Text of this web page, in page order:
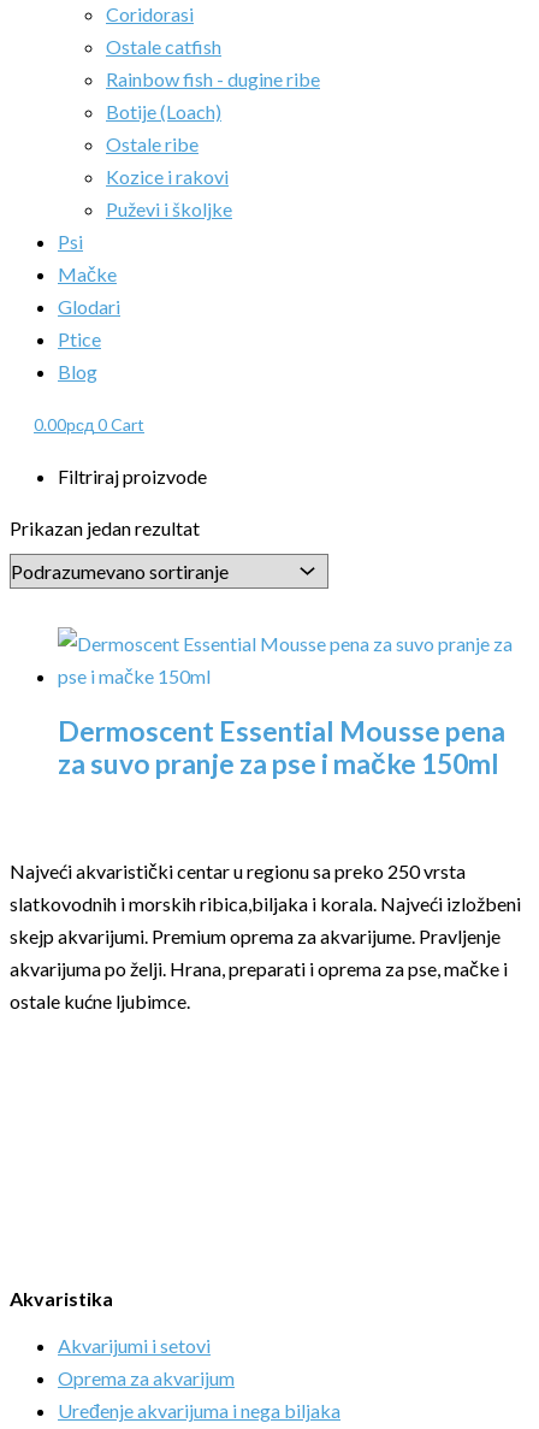
Coridorasi
Ostale catfish
Rainbow fish - dugine ribe
Botije (Loach)
Ostale ribe
Kozice i rakovi
Puževi i školjke
Psi
Mačke
Glodari
Ptice
Blog
0.00рсд 0Cart
Filtriraj proizvode
Prikazan jedan rezultat
Dermoscent Essential Mousse pena
za suvo pranje za pse i mačke 150ml
Najveći akvaristički centar u regionu sa preko 250 vrsta
slatkovodnih i morskih ribica,biljaka i korala. Najveći izložbeni
skejp akvarijumi. Premium oprema za akvarijume. Pravljenje
akvarijuma po želji. Hrana, preparati i oprema za pse, mačke i
ostale kućne ljubimce.
Akvaristika
Akvarijumi i setovi
Oprema za akvarijum
Uređenje akvarijuma i nega biljaka